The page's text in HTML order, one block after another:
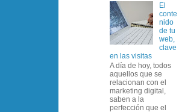
El
conte
nido
de tu
web,
clave
en las visitas
A día de hoy, todos
aquellos que se
relacionan con el
marketing digital,
saben a la
perfección que el